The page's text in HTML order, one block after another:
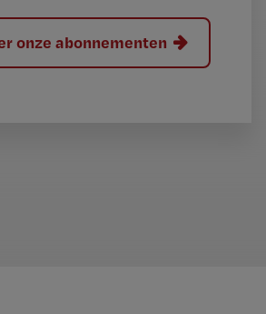
onze abonnementen